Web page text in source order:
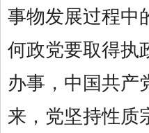
事物发展过程中
何政党要取得执
办事，中国共产
来，党坚持性质